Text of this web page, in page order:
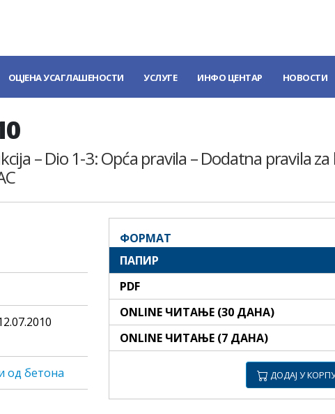
ОЦЈЕНА УСАГЛАШЕНОСТИ УСЛУГЕ ИНФО ЦЕНТАР НОВОСТИ
– Dio 1-3: Opća pravila – Dodatna pravila
од бетона
ФОРМАТ
ПАПИР
PDF
ONLINE ЧИТАЊЕ (30 ДАНА)
ONLINE ЧИТАЊЕ (7 ДАНА)
ДОДАЈ У